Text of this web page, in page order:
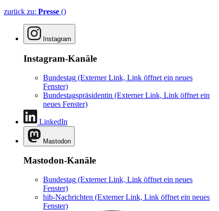
zurück zu: Presse ()
Instagram
Instagram-Kanäle
Bundestag (Externer Link, Link öffnet ein neues
Fenster)
Bundestagspräsidentin (Externer Link, Link öffnet ein
neues Fenster)
LinkedIn
Mastodon
Mastodon-Kanäle
Bundestag (Externer Link, Link öffnet ein neues
Fenster)
hib-Nachrichten (Externer Link, Link öffnet ein neues
Fenster)